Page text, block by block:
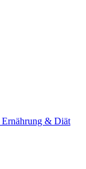
Ernährung & Diät